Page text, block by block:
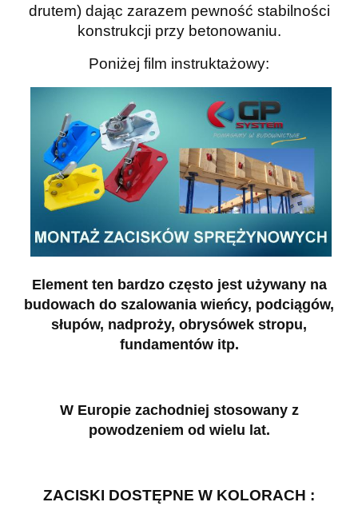
drutem) dając zarazem pewność stabilności
konstrukcji przy betonowaniu.
Poniżej film instruktażowy:
Element ten bardzo często jest używany na
budowach do szalowania wieńcy, podciągów,
słupów, nadproży, obrysówek stropu,
fundamentów itp.
W Europie zachodniej stosowany z
powodzeniem od wielu lat.
ZACISKI DOSTĘPNE W KOLORACH :